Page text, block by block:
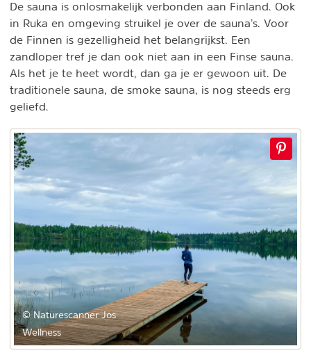
De sauna is onlosmakelijk verbonden aan Finland. Ook
in Ruka en omgeving struikel je over de sauna’s. Voor
de Finnen is gezelligheid het belangrijkst. Een
zandloper tref je dan ook niet aan in een Finse sauna.
Als het je te heet wordt, dan ga je er gewoon uit. De
traditionele sauna, de smoke sauna, is nog steeds erg
geliefd.
© Naturescanner Jos
Wellness